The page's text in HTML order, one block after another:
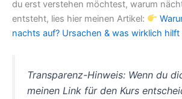
du erst verstehen möchtest, warum
entsteht, lies hier meinen Artikel:
nachts auf? Ursachen & was wirklich hilft
Transparenz-Hinweis: Wenn du
meinen Link für den Kurs